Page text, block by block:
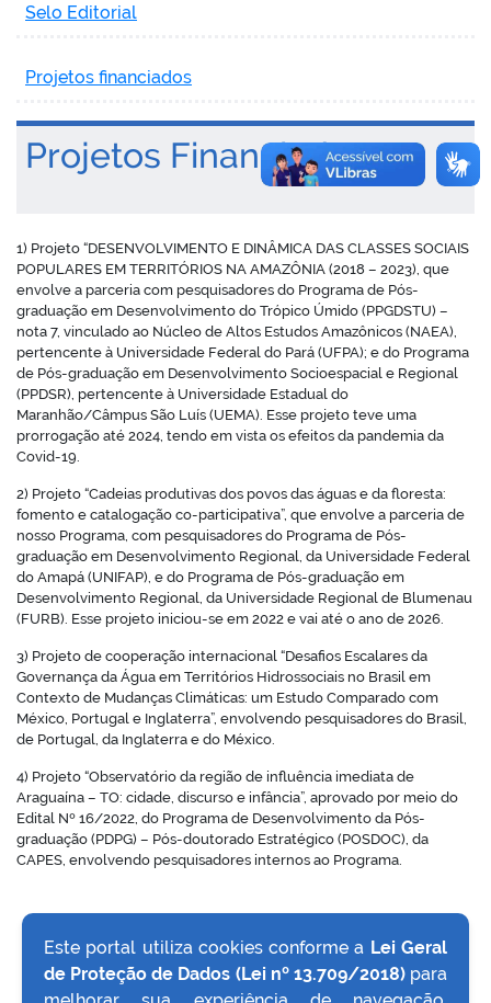
portal
Selo Editorial
Projetos financiados
Projetos Financiados
1) Projeto “DESENVOLVIMENTO E DINÂMICA DAS CLASSES SOCIAIS
POPULARES EM TERRITÓRIOS NA AMAZÔNIA (2018 – 2023), que
envolve a parceria com pesquisadores do Programa de Pós-
graduação em Desenvolvimento do Trópico Úmido (PPGDSTU) –
nota 7, vinculado ao Núcleo de Altos Estudos Amazônicos (NAEA),
pertencente à Universidade Federal do Pará (UFPA); e do Programa
de Pós-graduação em Desenvolvimento Socioespacial e Regional
(PPDSR), pertencente à Universidade Estadual do
Maranhão/Câmpus São Luís (UEMA). Esse projeto teve uma
prorrogação até 2024, tendo em vista os efeitos da pandemia da
Covid-19.
2) Projeto “Cadeias produtivas dos povos das águas e da floresta:
fomento e catalogação co-participativa”, que envolve a parceria de
nosso Programa, com pesquisadores do Programa de Pós-
graduação em Desenvolvimento Regional, da Universidade Federal
do Amapá (UNIFAP), e do Programa de Pós-graduação em
Desenvolvimento Regional, da Universidade Regional de Blumenau
(FURB). Esse projeto iniciou-se em 2022 e vai até o ano de 2026.
3) Projeto de cooperação internacional “Desafios Escalares da
Governança da Água em Territórios Hidrossociais no Brasil em
Contexto de Mudanças Climáticas: um Estudo Comparado com
México, Portugal e Inglaterra”, envolvendo pesquisadores do Brasil,
de Portugal, da Inglaterra e do México.
4) Projeto “Observatório da região de influência imediata de
Araguaína – TO: cidade, discurso e infância”, aprovado por meio do
Edital Nº 16/2022, do Programa de Desenvolvimento da Pós-
graduação (PDPG) – Pós-doutorado Estratégico (POSDOC), da
CAPES, envolvendo pesquisadores internos ao Programa.
VOLTAR AO TOPO
Este portal utiliza cookies conforme a Lei Geral
de Proteção de Dados (Lei nº 13.709/2018)para